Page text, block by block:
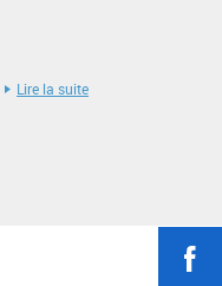
Lire la suite